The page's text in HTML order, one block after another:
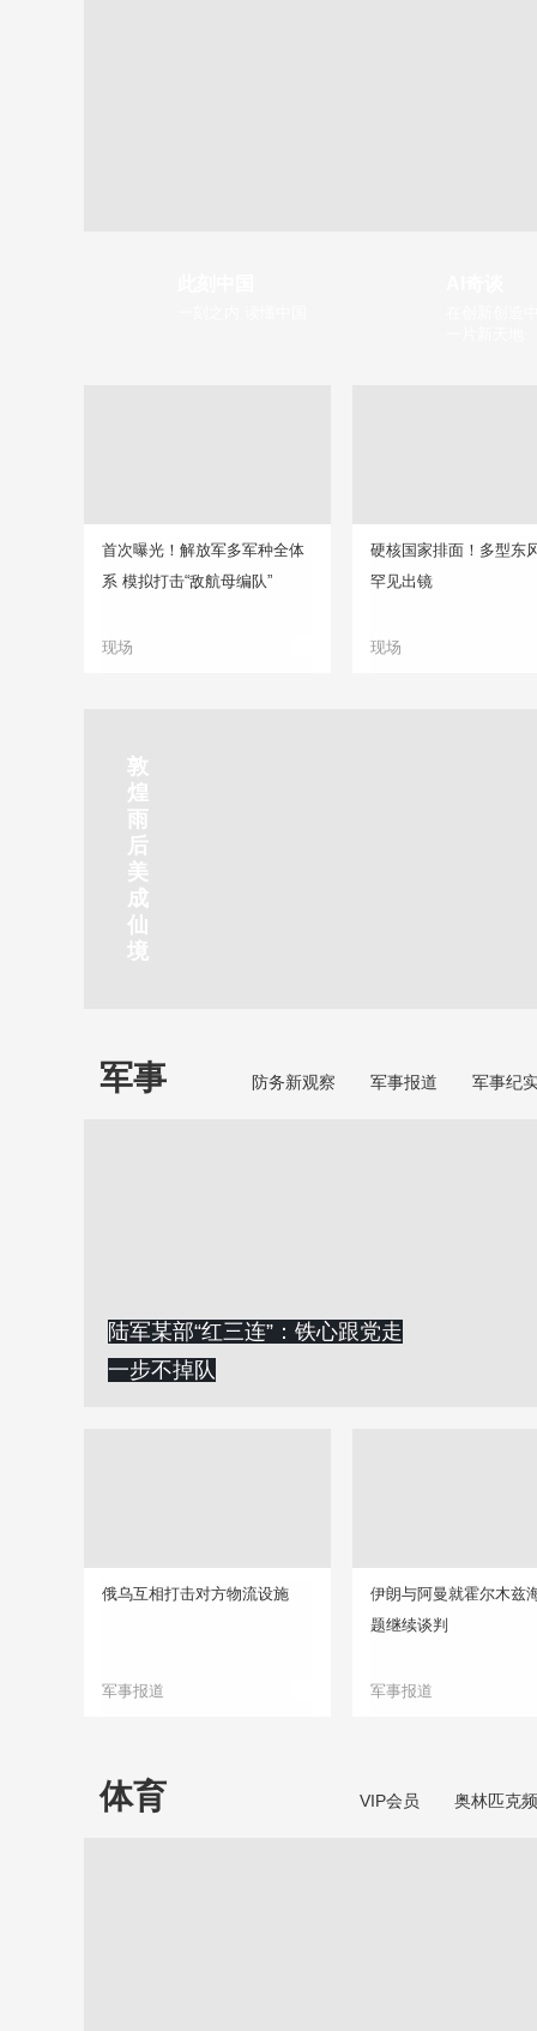
首次曝光！解放军多军种全体
系 模拟打击“敌航母编队”
现场
硬核国家排面！多型东
罕见出镜
现场
静赏京娘湖
京娘湖位于邯郸武安市口上村北，常年平均气温19摄氏度，夏
吉
林
市
北
山
公
园
云
探
古
北
水
镇
南
京
玄
武
湖
景
区
焦
作
红
石
峡
秦
皇
岛
金
梦
海
湾
剑
川
下
梅
岭
瀑
布
烟
雨
齐
云
山
敦
煌
雨
后
美
成
仙
境
军事 防务新观察 军事报道 军事纪
陆军某部“红三连”：铁心跟党走
一步不掉队
俄乌互相打击对方物流设施
军事报道
伊朗与阿曼就霍尔木兹
题继续谈判
军事报道
体育 VIP会员 奥林匹克